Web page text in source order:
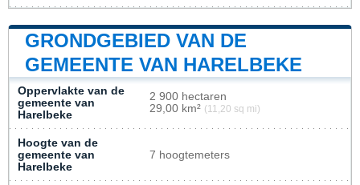
GRONDGEBIED VAN DE
GEMEENTE VAN HARELBEKE
Oppervlakte van de
gemeente van
Harelbeke
2 900 hectaren
29,00 km² (11,20 sq mi)
Hoogte van de
gemeente van
Harelbeke
7 hoogtemeters